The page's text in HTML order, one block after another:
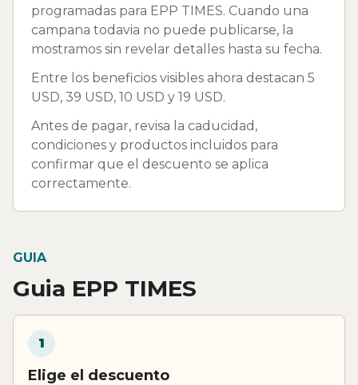
programadas para EPP TIMES. Cuando una
campana todavia no puede publicarse, la
mostramos sin revelar detalles hasta su fecha.
Entre los beneficios visibles ahora destacan 5
USD, 39 USD, 10 USD y 19 USD.
Antes de pagar, revisa la caducidad,
condiciones y productos incluidos para
confirmar que el descuento se aplica
correctamente.
GUIA
Guia EPP TIMES
1
Elige el descuento